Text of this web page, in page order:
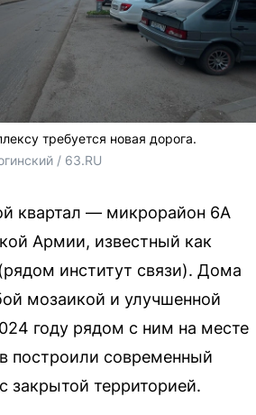
требуется новая дорога.
/ 63.RU
квартал — микрорайон 6А
Армии, известный как
институт связи). Дома
мозаикой и улучшенной
году рядом с ним на месте
построили современный
закрытой территорией.